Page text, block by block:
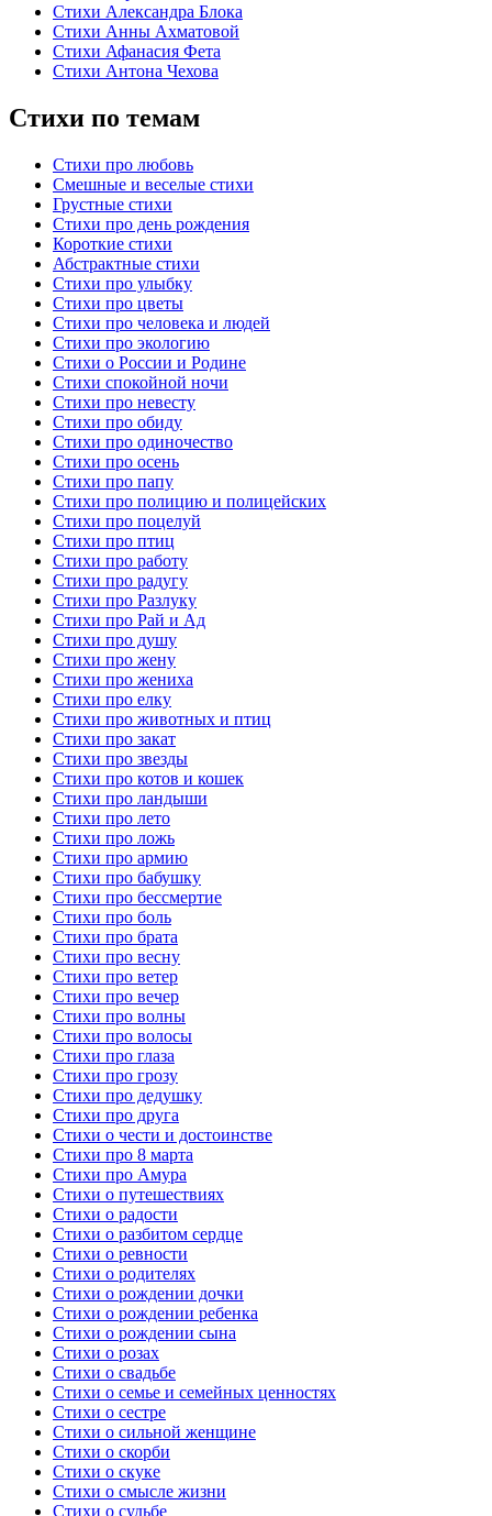
Стихи Александра Блока
Стихи Анны Ахматовой
Стихи Афанасия Фета
Стихи Антона Чехова
Стихи по темам
Стихи про любовь
Смешные и веселые стихи
Грустные стихи
Стихи про день рождения
Короткие стихи
Абстрактные стихи
Стихи про улыбку
Стихи про цветы
Стихи про человека и людей
Стихи про экологию
Стихи о России и Родине
Стихи спокойной ночи
Стихи про невесту
Стихи про обиду
Стихи про одиночество
Стихи про осень
Стихи про папу
Стихи про полицию и полицейских
Стихи про поцелуй
Стихи про птиц
Стихи про работу
Стихи про радугу
Стихи про Разлуку
Стихи про Рай и Ад
Стихи про душу
Стихи про жену
Стихи про жениха
Стихи про елку
Стихи про животных и птиц
Стихи про закат
Стихи про звезды
Стихи про котов и кошек
Стихи про ландыши
Стихи про лето
Стихи про ложь
Стихи про армию
Стихи про бабушку
Стихи про бессмертие
Стихи про боль
Стихи про брата
Стихи про весну
Стихи про ветер
Стихи про вечер
Стихи про волны
Стихи про волосы
Стихи про глаза
Стихи про грозу
Стихи про дедушку
Стихи про друга
Стихи о чести и достоинстве
Стихи про 8 марта
Стихи про Амура
Стихи о путешествиях
Стихи о радости
Стихи о разбитом сердце
Стихи о ревности
Стихи о родителях
Стихи о рождении дочки
Стихи о рождении ребенка
Стихи о рождении сына
Стихи о розах
Стихи о свадьбе
Стихи о семье и семейных ценностях
Стихи о сестре
Стихи о сильной женщине
Стихи о скорби
Стихи о скуке
Стихи о смысле жизни
Стихи о судьбе